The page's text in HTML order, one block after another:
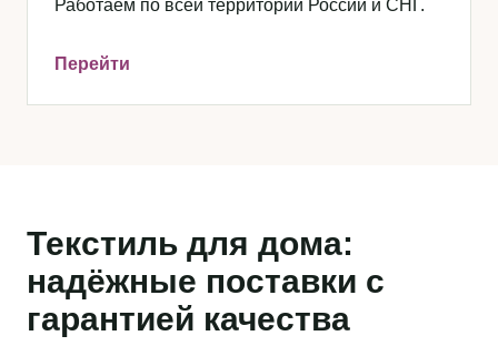
Работаем по всей территории России и СНГ.
Перейти
Текстиль для дома:
надёжные поставки с
гарантией качества